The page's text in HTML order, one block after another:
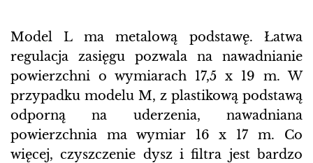
Model L ma metalową podstawę. Łatwa
regulacja zasięgu pozwala na nawadnianie
powierzchni o wymiarach 17,5 x 19 m. W
przypadku modelu M, z plastikową podstawą
odporną na uderzenia, nawadniana
powierzchnia ma wymiar 16 x 17 m. Co
więcej, czyszczenie dysz i filtra jest bardzo